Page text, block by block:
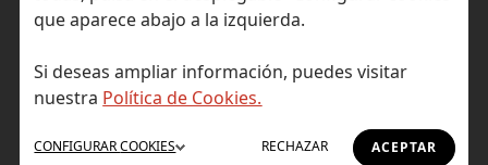
que aparece abajo a la izquierda.
Si deseas ampliar información, puedes visitar
nuestra Política de Cookies.
ACEPTAR
RECHAZAR
CONFIGURARCOOKIES
seguridad internet